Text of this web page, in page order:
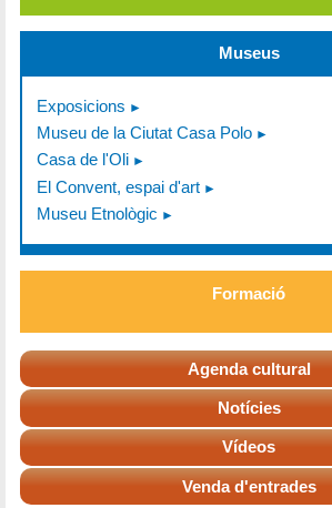
Museus
Exposicions
Museu de la Ciutat Casa Polo
Casa de l'Oli
El Convent, espai d'art
Museu Etnològic
Formació
Agenda cultural
Notícies
Vídeos
Venda d'entrades